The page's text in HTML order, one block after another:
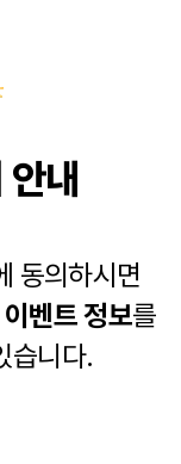
내
동의하시면
이벤트 정보를
습니다.